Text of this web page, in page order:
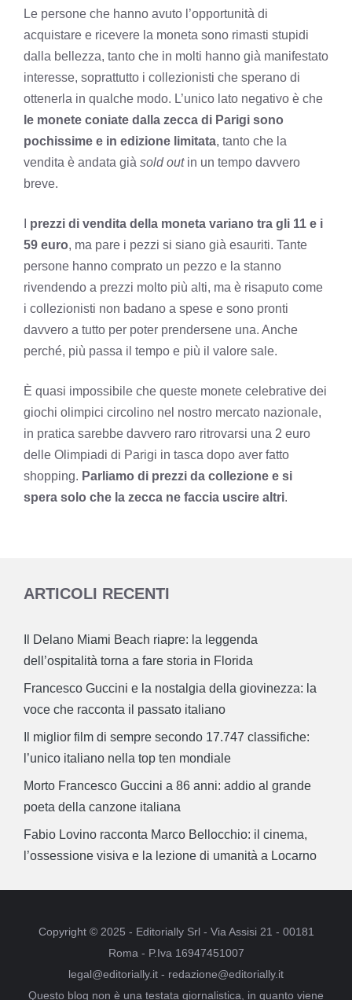
Le persone che hanno avuto l’opportunità di
acquistare e ricevere la moneta sono rimasti stupidi
dalla bellezza, tanto che in molti hanno già manifestato
interesse, soprattutto i collezionisti che sperano di
ottenerla in qualche modo. L’unico lato negativo è che
le monete coniate dalla zecca di Parigi sono
pochissime e in edizione limitata, tanto che la
vendita è andata già sold outin un tempo davvero
breve.
prezzi di vendita della moneta variano tra gli 11 e i
59 euro, ma pare i pezzi si siano già esauriti. Tante
persone hanno comprato un pezzo e la stanno
rivendendo a prezzi molto più alti, ma è risaputo come
i collezionisti non badano a spese e sono pronti
davvero a tutto per poter prendersene una. Anche
perché, più passa il tempo e più il valore sale.
È quasi impossibile che queste monete celebrative dei
giochi olimpici circolino nel nostro mercato nazionale,
in pratica sarebbe davvero raro ritrovarsi una 2 euro
delle Olimpiadi di Parigi in tasca dopo aver fatto
shopping. Parliamo di prezzi da collezione e si
spera solo che la zecca ne faccia uscire altri.
ARTICOLI RECENTI
Il Delano Miami Beach riapre: la leggenda
dell’ospitalità torna a fare storia in Florida
Francesco Guccini e la nostalgia della giovinezza: la
voce che racconta il passato italiano
Il miglior film di sempre secondo 17.747 classifiche:
l’unico italiano nella top ten mondiale
Morto Francesco Guccini a 86 anni: addio al grande
poeta della canzone italiana
Fabio Lovino racconta Marco Bellocchio: il cinema,
l’ossessione visiva e la lezione di umanità a Locarno
Copyright © 2025 - Editorially Srl - Via Assisi 21 - 00181
Roma - P.Iva 16947451007
legal@editorially.it - redazione@editorially.it
Questo blog non è una testata giornalistica, in quanto viene